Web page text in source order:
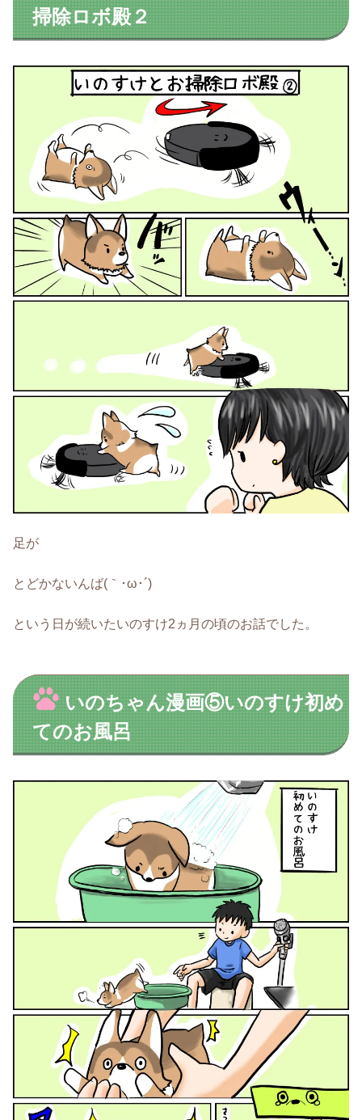
掃除ロボ殿２
足が
とどかないんば(｀･ω･´)
という日が続いたいのすけ2ヵ月の頃のお話でした。
いのちゃん漫画⑤いのすけ初め
てのお風呂